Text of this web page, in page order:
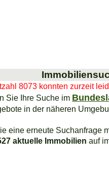
8073 konnten zurzeit
Sie Ihre Suche im
in der näheren
eine erneute Suchanfrage
aktuelle Immobilien auf